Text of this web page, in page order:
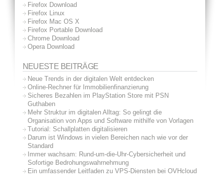
Firefox Download
Firefox Linux
Firefox Mac OS X
Firefox Portable Download
Chrome Download
Opera Download
NEUESTE BEITRÄGE
Neue Trends in der digitalen Welt entdecken
Online-Rechner für Immobilienfinanzierung
Sicheres Bezahlen im PlayStation Store mit PSN
Guthaben
Mehr Struktur im digitalen Alltag: So gelingt die
Organisation von Apps und Software mithilfe von Vorlagen
Tutorial: Schallplatten digitalisieren
Darum ist Windows in vielen Bereichen nach wie vor der
Standard
Immer wachsam: Rund-um-die-Uhr-Cybersicherheit und
Sofortige Bedrohungswahrnehmung
Ein umfassender Leitfaden zu VPS-Diensten bei OVHcloud